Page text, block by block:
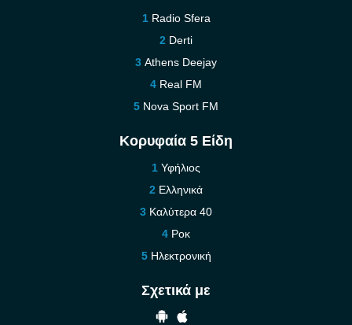
Radio Sfera
Derti
Athens Deejay
Real FM
Nova Sport FM
Κορυφαία 5 Είδη
Υφήλιος
Ελληνικά
Καλύτερα 40
Ροκ
Ηλεκτρονική
Σχετικά με